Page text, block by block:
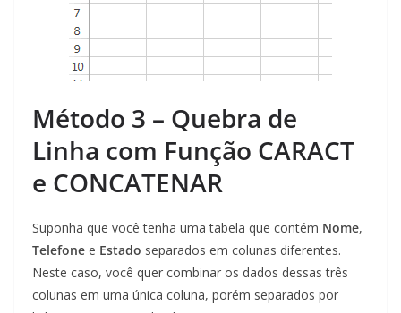
Método 3 – Quebra de
Linha com Função CARACT
e CONCATENAR
Suponha que você tenha uma tabela que contém Nome,
Telefone e Estado separados em colunas diferentes.
Neste caso, você quer combinar os dados dessas três
colunas em uma única coluna, porém separados por